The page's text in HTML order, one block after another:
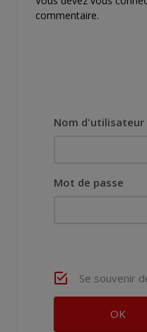
commentaire.
Nom d'utilisateur
Mot de passe
Se souvenir